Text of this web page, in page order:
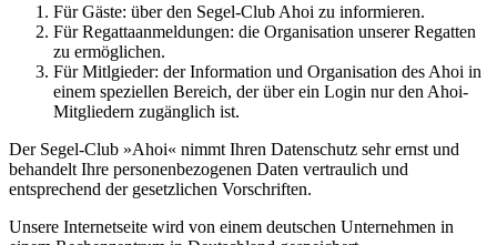
Für Gäste: über den Segel-Club Ahoi zu informieren.
Für Regattaanmeldungen: die Organisation unserer Regatten
zu ermöglichen.
Für Mitlgieder: der Information und Organisation des Ahoi in
einem speziellen Bereich, der über ein Login nur den Ahoi-
Mitgliedern zugänglich ist.
Der Segel-Club »Ahoi« nimmt Ihren Datenschutz sehr ernst und
behandelt Ihre personenbezogenen Daten vertraulich und
entsprechend der gesetzlichen Vorschriften.
Unsere Internetseite wird von einem deutschen Unternehmen in